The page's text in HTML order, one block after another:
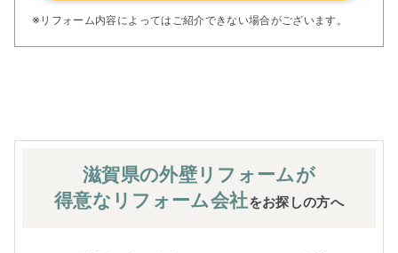
アフターサービス体制で工事後も安心です。
ぜひ、あなたの大切なお住まいの再生を私たちにお任せく
※リフォーム内容によってはご紹介できない場合がございます。
滋賀県の外壁 リフォームが
得意なリフォーム会社をお探しの方へ